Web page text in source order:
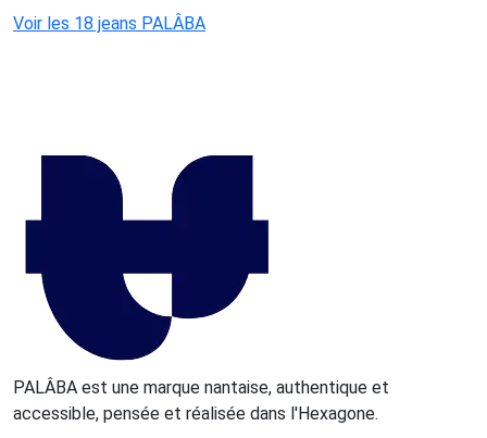
Voir les 18 jeans PALÂBA
PALÂBA est une marque nantaise, authentique et
accessible, pensée et réalisée dans l'Hexagone.